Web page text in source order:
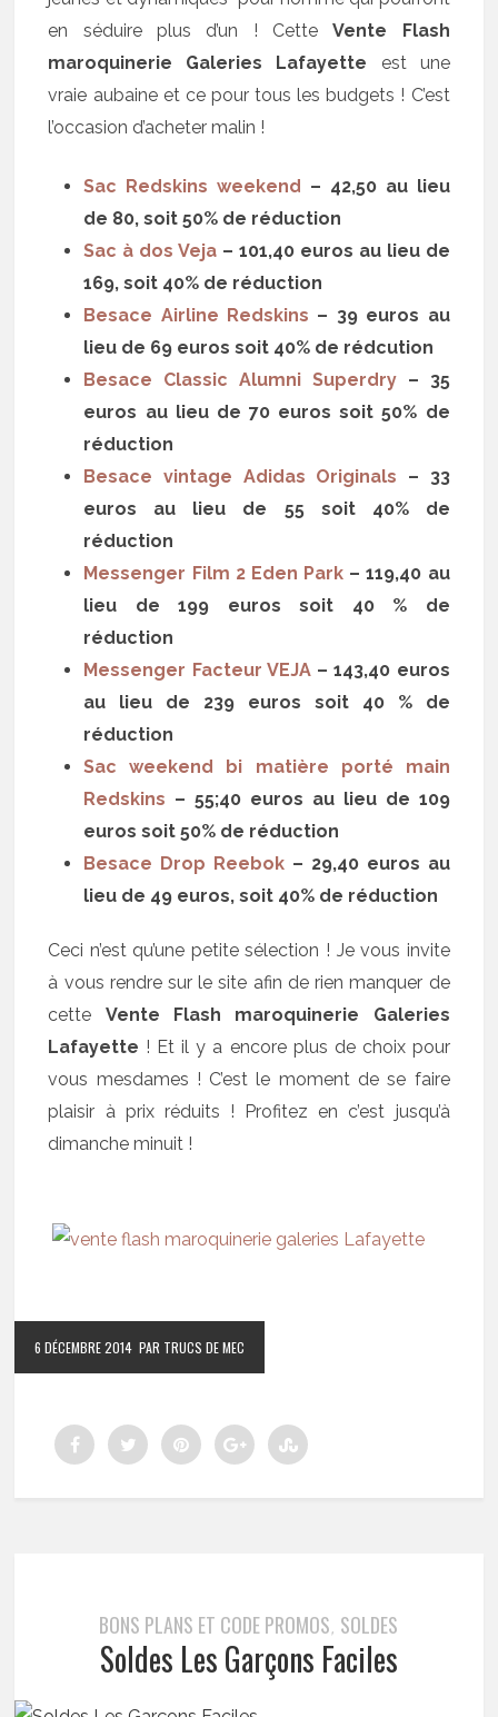
en séduire plus d’un ! CetteVente Flash
maroquinerie Galeries Lafayette est une
vraie aubaine et ce pour tous les budgets ! C’est
l’occasion d’acheter malin !
Sac Redskins weekend – 42,50 au lieu
de 80, soit 50% de réduction
Sac à dos Veja – 101,40 euros au lieu de
169, soit 40% de réduction
Besace Airline Redskins – 39 euros au
lieu de 69 euros soit 40% de rédcution
Besace Classic Alumni Superdry– 35
euros au lieu de 70 euros soit 50% de
réduction
Besace vintage Adidas Originals – 33
euros au lieu de 55 soit 40% de
réduction
Messenger Film 2 Eden Park – 119,40 au
lieu de 199 euros soit 40 % de
réduction
Messenger Facteur VEJA– 143,40 euros
au lieu de 239 euros soit 40 % de
réduction
Sac weekend bi matière porté main
Redskins – 55;40 euros au lieu de 109
euros soit 50% de réduction
Besace Drop Reebok – 29,40 euros au
lieu de 49 euros, soit 40% de réduction
Ceci n’est qu’une petite sélection ! Je vous invite
à vous rendre sur le site afin de rien manquer de
cette Vente Flash maroquinerie Galeries
Lafayette ! Et il y a encore plus de choix pour
vous mesdames ! C’est le moment de se faire
plaisir à prix réduits ! Profitez en c’est jusqu’à
dimanche minuit !
6 DÉCEMBRE 2014 PAR TRUCS DE MEC
BONS PLANS ET CODE PROMOS, SOLDES
Soldes Les Garçons Faciles